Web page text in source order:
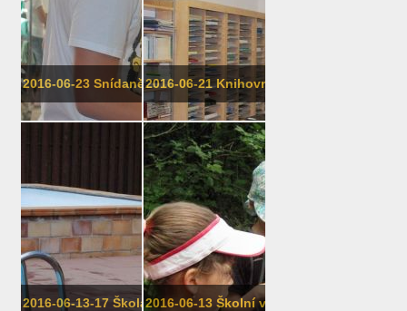
2016-06-23 Snídaně s osmičkou2016-06-21 Knihovna TFUP, 5. třída
2016-06-13-17 Škola v přírodě2016-06-13 Školní výlet 1. třídy